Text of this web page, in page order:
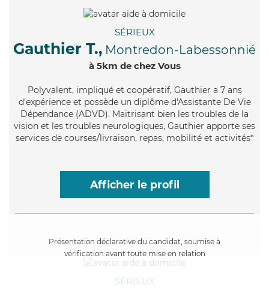
SÉRIEUX
Gauthier T., Montredon-Labessonnié
à 5km de chez Vous
Polyvalent, impliqué et coopératif, Gauthier a 7 ans
d'expérience et possède un diplôme d'Assistante De Vie
Dépendance (ADVD). Maitrisant bien les troubles de la
vision et les troubles neurologiques, Gauthier apporte ses
services de courses/livraison, repas, mobilité et activités*
Afficher le profil
Présentation déclarative du candidat, soumise à
vérification avant toute mise en relation
SÉRIEUX